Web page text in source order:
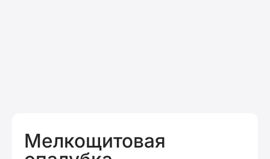
Мелкощитовая